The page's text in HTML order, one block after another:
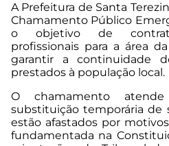
A Prefeitura de Santa
Chamamento Público
o objetivo de
profissionais para a área
garantir a continuidade
prestados à população local.
O chamamento
substituição temporária de
estão afastados por
fundamentada na